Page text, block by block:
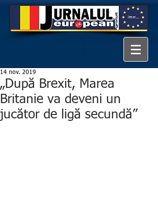
„După Brexit, Marea
Britanie va deveni un
jucător de ligă secundă”
14 nov. 2019